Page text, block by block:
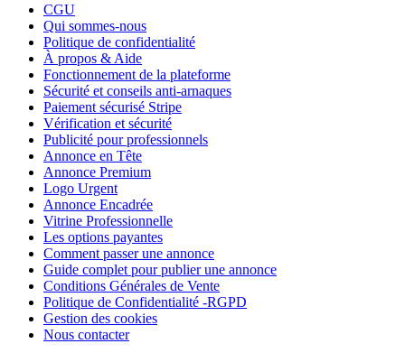
CGU
Qui sommes-nous
Politique de confidentialité
À propos & Aide
Fonctionnement de la plateforme
Sécurité et conseils anti-arnaques
Paiement sécurisé Stripe
Vérification et sécurité
Publicité pour professionnels
Annonce en Tête
Annonce Premium
Logo Urgent
Annonce Encadrée
Vitrine Professionnelle
Les options payantes
Comment passer une annonce
Guide complet pour publier une annonce
Conditions Générales de Vente
Politique de Confidentialité -RGPD
Gestion des cookies
Nous contacter